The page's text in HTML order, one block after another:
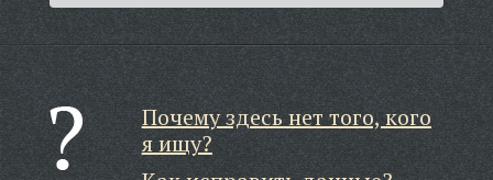
Почему здесь нет того, кого
я ищу?